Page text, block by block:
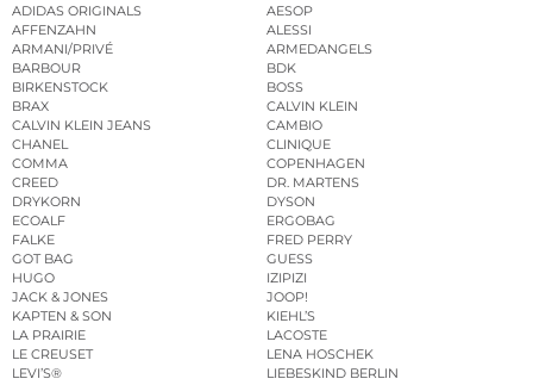
ADIDAS ORIGINALS
AESOP
AFFENZAHN
ALESSI
ARMANI/PRIVÉ
ARMEDANGELS
BARBOUR
BDK
BIRKENSTOCK
BOSS
BRAX
CALVIN KLEIN
CALVIN KLEIN JEANS
CAMBIO
CHANEL
CLINIQUE
COMMA
COPENHAGEN
CREED
DR. MARTENS
DRYKORN
DYSON
ECOALF
ERGOBAG
FALKE
FRED PERRY
GOT BAG
GUESS
HUGO
IZIPIZI
JACK & JONES
JOOP!
KAPTEN & SON
KIEHL’S
LA PRAIRIE
LACOSTE
LE CREUSET
LENA HOSCHEK
LEVI’S®
LIEBESKIND BERLIN